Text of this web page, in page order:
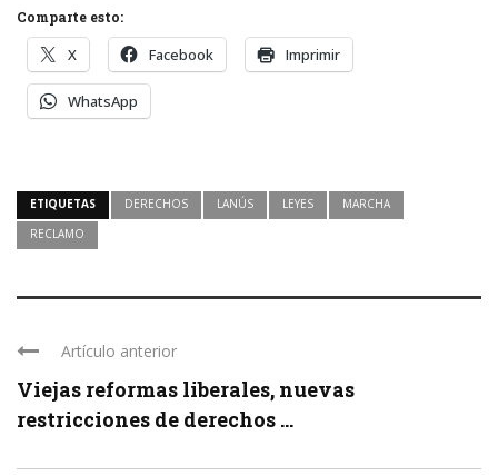
Comparte esto:
X Facebook Imprimir
WhatsApp
ETIQUETAS DERECHOS LANÚS LEYES
MARCHA
RECLAMO
Artículo anterior
Viejas reformas liberales, nuevas
restricciones de derechos ...